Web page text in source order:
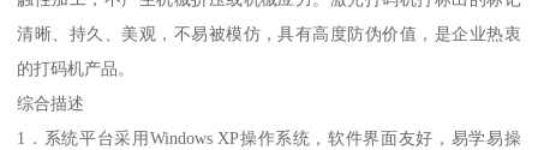
清晰、持久、美观，不易被模仿，具有高度防伪价值，是企业热衷
的打码机产品。
综合描述
1．系统平台采用Windows XP操作系统，软件界面友好，易学易操